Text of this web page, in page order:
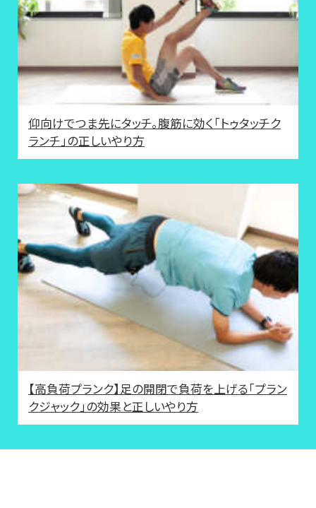
仰向けでつま先にタッチ。腹筋に効く「トゥタッチク
ランチ」の正しいやり方
【高負荷プランク】足の開閉で負荷を上げる「プラン
クジャック」の効果と正しいやり方